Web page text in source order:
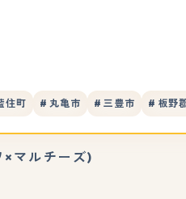
住町 # 丸亀市 # 三豊市 # 板野
マルチーズ)